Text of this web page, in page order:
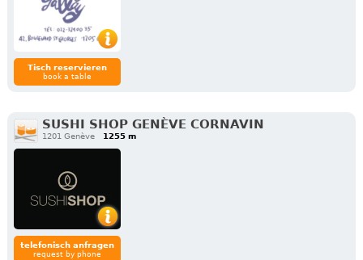
Tisch reservieren
book a table
SUSHI SHOP GENÈVE CORNAVIN
1201 Genève 1255 m
telefonisch anfragen
request by phone